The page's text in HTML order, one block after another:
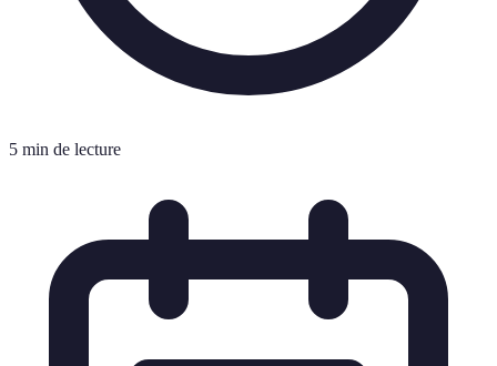
5 min de lecture